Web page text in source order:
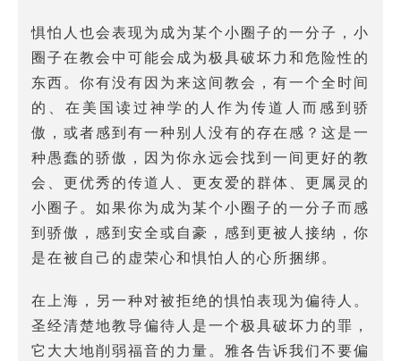
惧怕人也会表现为成为某个小圈子的一分子，小
圈子在教会中可能会成为极具破坏力和危险性的
东西。你有没有因为来这间教会，有一个全时间
的、在美国读过神学的人作为传道人而感到骄
傲，或者感到有一种别人没有的存在感？这是一
种愚蠢的骄傲，因为你永远会找到一间更好的教
会、更优秀的传道人、更友爱的群体、更属灵的
小圈子。如果你为成为某个小圈子的一分子而感
到骄傲，感到安全或自豪，感到更被人接纳，你
是在被自己的虚荣心和惧怕人的心所捆绑。
在上海，另一种对被拒绝的惧怕表现为偏待人。
圣经清楚地教导偏待人是一个极具破坏力的罪，
它大大地削弱福音的力量。雅各告诉我们不要偏